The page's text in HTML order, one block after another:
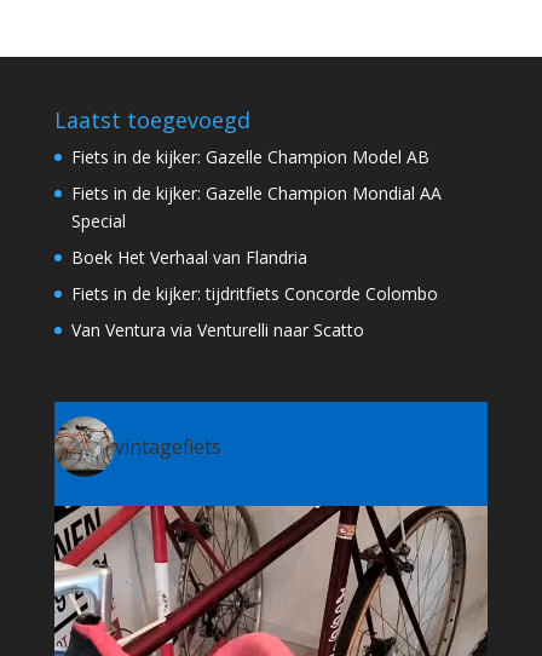
Laatst toegevoegd
Fiets in de kijker: Gazelle Champion Model AB
Fiets in de kijker: Gazelle Champion Mondial AA
Special
Boek Het Verhaal van Flandria
Fiets in de kijker: tijdritfiets Concorde Colombo
Van Ventura via Venturelli naar Scatto
vintagefiets